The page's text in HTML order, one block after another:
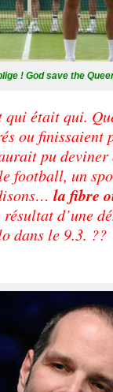
! God save the
était qui.
ou finissaient
pu
football, un
la fibre
d’une
dans le 9.3. ??